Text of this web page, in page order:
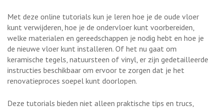
Met deze online tutorials kun je leren hoe je de oude vloer
kunt verwijderen, hoe je de ondervloer kunt voorbereiden,
welke materialen en gereedschappen je nodig hebt en hoe je
de nieuwe vloer kunt installeren. Of het nu gaat om
keramische tegels, natuursteen of vinyl, er zijn gedetailleerde
instructies beschikbaar om ervoor te zorgen dat je het
renovatieproces soepel kunt doorlopen.
Deze tutorials bieden niet alleen praktische tips en trucs,